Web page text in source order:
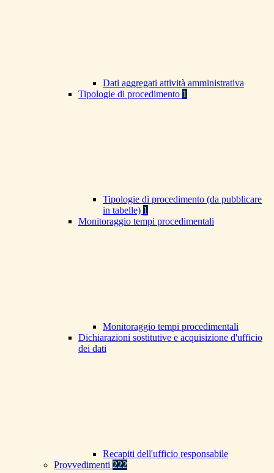
Dati aggregati attività amministrativa
Tipologie di procedimento 1
Tipologie di procedimento (da pubblicare
in tabelle) 1
Monitoraggio tempi procedimentali
Monitoraggio tempi procedimentali
Dichiarazioni sostitutive e acquisizione d'ufficio
dei dati
Recapiti dell'ufficio responsabile
Provvedimenti 222